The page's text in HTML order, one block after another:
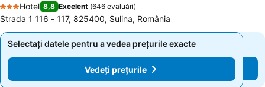
3 Stele
Hotel 8,8 Excelent (646 evaluări)
Strada 1 116 - 117, 825400, Sulina, România
Selectați datele pentru a vedea prețurile exacte
Vedeți prețurile
Selectați datele pentru a vedea prețurile exacte
Vedeți prețurile